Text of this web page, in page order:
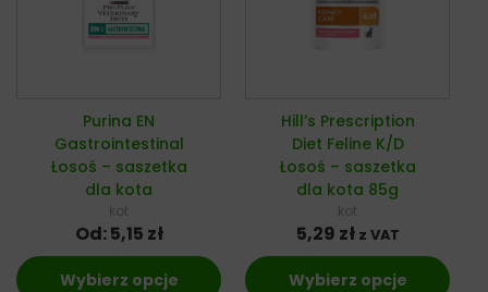
Purina EN
Gastrointestinal
Łosoś – saszetka
dla kota
kot
Od:5,15 zł
Wybierz opcje
Hill’s Prescription
Diet Feline K/D
Łosoś – saszetka
dla kota 85g
kot
5,29 zł z VAT
Wybierz opcje